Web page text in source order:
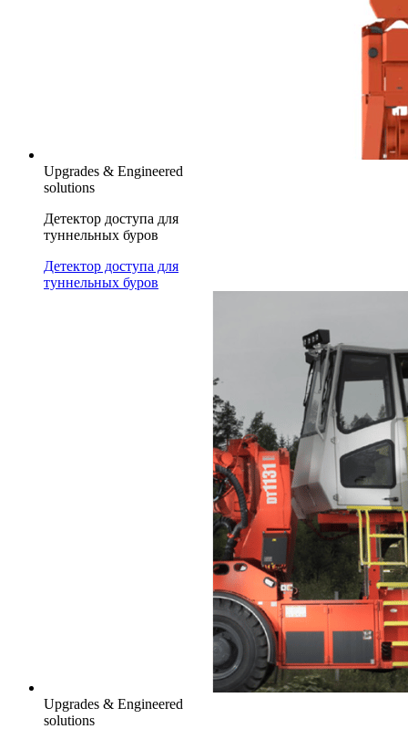
Upgrades & Engineered
solutions
Детектор доступа для
туннельных буров
Детектор доступа для
туннельных буров
Upgrades & Engineered
solutions